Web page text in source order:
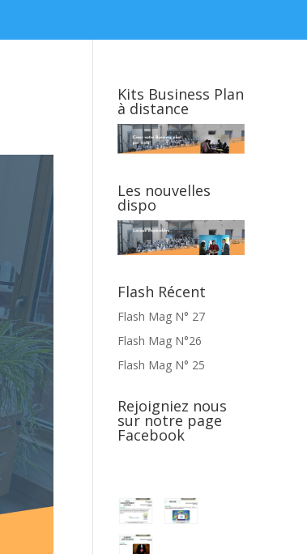
Kits Business Plan
à distance
Les nouvelles
dispo
Flash Récent
Flash Mag N° 27
Flash Mag N°26
Flash Mag N° 25
Rejoigniez nous
sur notre page
Facebook